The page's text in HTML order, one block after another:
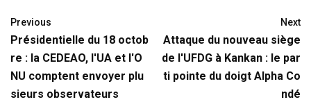
Previous
Présidentielle du 18 octob
re : la CEDEAO, l'UA et l'O
NU comptent envoyer plu
sieurs observateurs
Next
Attaque du nouveau siège
de l'UFDG à Kankan : le par
ti pointe du doigt Alpha Co
ndé